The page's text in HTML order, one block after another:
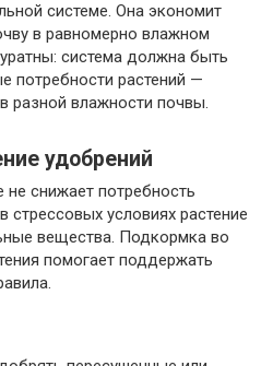
системе. Она экономит
в равномерно влажном
система должна быть
потребности растений —
разной влажности почвы.
удобрений
снижает потребность
стрессовых условиях растение
вещества. Подкормка во
помогает поддержать